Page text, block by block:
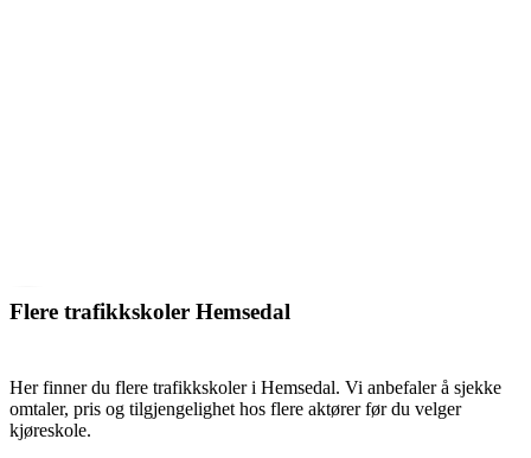
Flere trafikkskoler Hemsedal
Her finner du flere trafikkskoler i Hemsedal. Vi anbefaler å sjekke
omtaler, pris og tilgjengelighet hos flere aktører før du velger
kjøreskole.